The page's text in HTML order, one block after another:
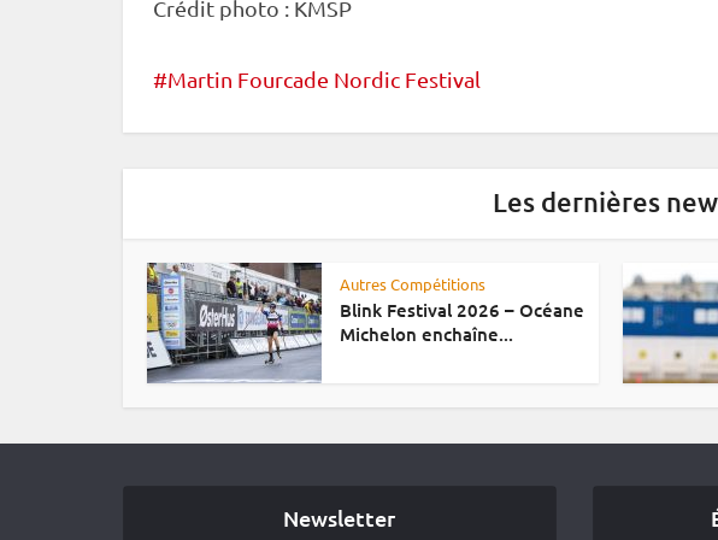
Crédit photo : KMSP
Martin Fourcade Nordic Festival
Les dernières
Autres Compétitions
Blink Festival 2026 – Océane
Michelon enchaîne...
Newsletter